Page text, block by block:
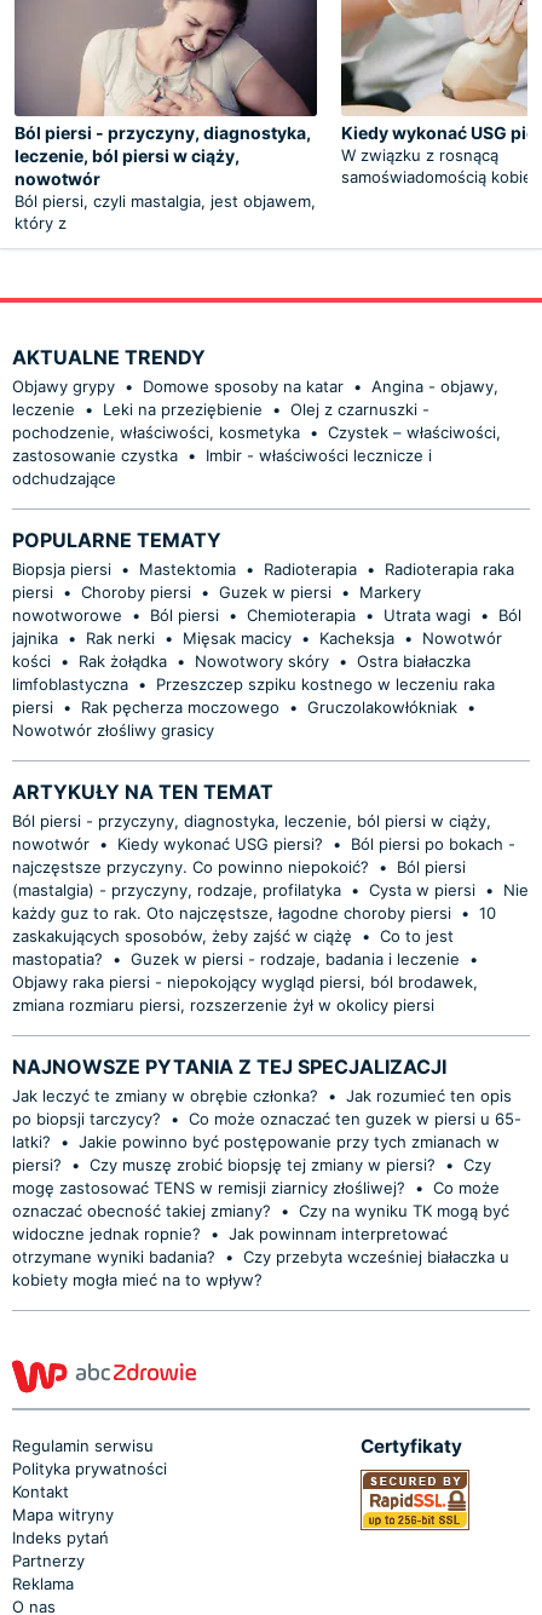
Ból piersi - przyczyny, diagnostyka,
leczenie, ból piersi w ciąży,
nowotwór
Ból piersi, czyli mastalgia, jest objawem,
który z
Kiedy wykonać USG
W związku z rosnącą
samoświadomością kobiet
AKTUALNE TRENDY
Objawy grypy • Domowe sposoby na katar • Angina - objawy,
leczenie
• Leki na przeziębienie • Olej z czarnuszki -
pochodzenie, właściwości, kosmetyka • Czystek – właściwości,
zastosowanie czystka •
Imbir - właściwości lecznicze i
odchudzające
POPULARNE TEMATY
Biopsja piersi • Mastektomia • Radioterapia •
Radioterapia raka
piersi • Choroby piersi • Guzek w piersi •
Markery
nowotworowe
• Ból piersi • Chemioterapia • Utrata wagi •
Ból
jajnika • Rak nerki • Mięsak macicy • Kacheksja •
Nowotwór
kości • Rak żołądka • Nowotwory skóry • Ostra białaczka
limfoblastyczna •
Przeszczep szpiku kostnego w leczeniu raka
piersi • Rak pęcherza moczowego • Gruczolakowłókniak •
Nowotwór złośliwy grasicy
ARTYKUŁY NA TEN TEMAT
Ból piersi - przyczyny, diagnostyka, leczenie, ból piersi w ciąży,
nowotwór • Kiedy wykonać USG piersi? •
Ból piersi po bokach -
najczęstsze przyczyny. Co powinno niepokoić?
•
Ból piersi
(mastalgia) - przyczyny, rodzaje, profilatyka • Cysta w piersi •
Nie
każdy guz to rak. Oto najczęstsze, łagodne choroby piersi • 10
zaskakujących sposobów, żeby zajść w ciążę
• Co to jest
mastopatia?
• Guzek w piersi - rodzaje, badania i leczenie
•
Objawy raka piersi - niepokojący wygląd piersi, ból brodawek,
zmiana rozmiaru piersi, rozszerzenie żył w okolicy piersi
NAJNOWSZE PYTANIA Z TEJ SPECJALIZACJI
Jak leczyć te zmiany w obrębie członka? • Jak rozumieć ten opis
po biopsji tarczycy?
• Co może oznaczać ten guzek w piersi u 65-
latki?
• Jakie powinno być postępowanie przy tych zmianach w
piersi?
• Czy muszę zrobić biopsję tej zmiany w piersi? • Czy
mogę zastosować TENS w remisji ziarnicy złośliwej?
• Co może
oznaczać obecność takiej zmiany?
• Czy na wyniku TK mogą być
widoczne jednak ropnie?
• Jak powinnam interpretować
otrzymane wyniki badania?
• Czy przebyta wcześniej białaczka u
kobiety mogła mieć na to wpływ?
Regulamin serwisu
Polityka prywatności
Kontakt
Mapa witryny
Indeks pytań
Partnerzy
Reklama
O nas
Certyfikaty